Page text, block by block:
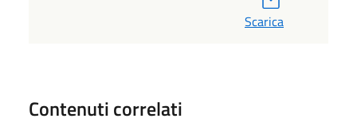
Scarica
Contenuti correlati